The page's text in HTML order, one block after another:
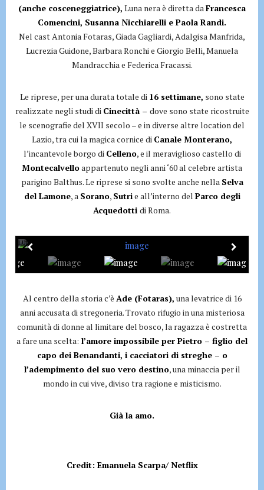
(anche cosceneggiatrice), Luna nera è diretta daFrancesca
Comencini, Susanna Nicchiarelli e Paola Randi.
Nel cast Antonia Fotaras, Giada Gagliardi, Adalgisa Manfrida,
Lucrezia Guidone, Barbara Ronchi e Giorgio Belli, Manuela
Mandracchia e Federica Fracassi.
Le riprese, per una durata totale di 16 settimane, sono state
realizzate negli studi di Cinecittà – dove sono state ricostruite
le scenografie del XVII secolo – e in diverse altre location del
Lazio, tra cui la magica cornice di Canale Monterano,
l’incantevole borgo di Celleno, e il meraviglioso castello di
Montecalvelloappartenuto negli anni ‘60 al celebre artista
parigino Balthus. Le riprese si sono svolte anche nella Selva
del Lamone, a Sorano, Sutrie all’interno del Parco degli
Acquedotti di Roma.
LUNA NERA
Al centro della storia c’è Ade (Fotaras), una levatrice di 16
anni accusata di stregoneria. Trovato rifugio in una misteriosa
comunità di donne al limitare del bosco, la ragazza è costretta
a fare una scelta: l’amore impossibile per Pietro – figlio del
capo dei Benandanti, i cacciatori di streghe – o
l’adempimento del suo vero destino, una minaccia per il
mondo in cui vive, diviso tra ragione e misticismo.
Già la amo.
Credit: Emanuela Scarpa/ Netflix